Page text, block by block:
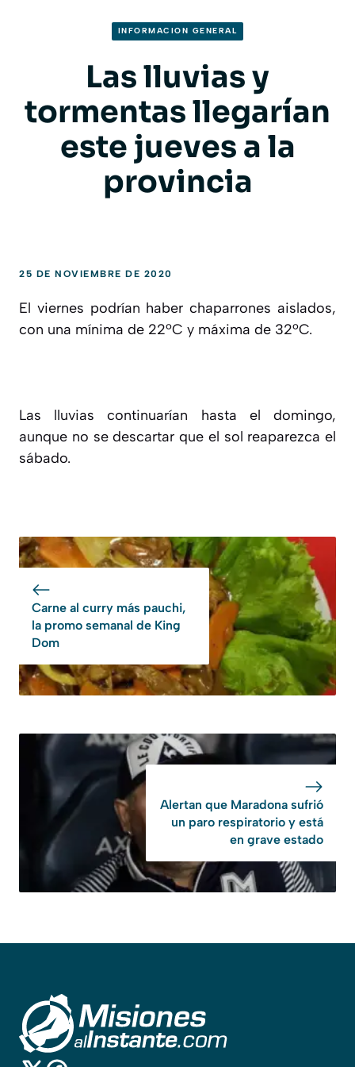
INFORMACION GENERAL
Las lluvias y
tormentas llegarían
este jueves a la
provincia
25 DE NOVIEMBRE DE 2020
El viernes podrían haber chaparrones aislados,
con una mínima de 22ºC y máxima de 32ºC.
Las lluvias continuarían hasta el domingo,
aunque no se descartar que el sol reaparezca el
sábado.
Carne al curry más pauchi,
la promo semanal de King
Dom
Alertan que Maradona sufrió
un paro respiratorio y está
en grave estado